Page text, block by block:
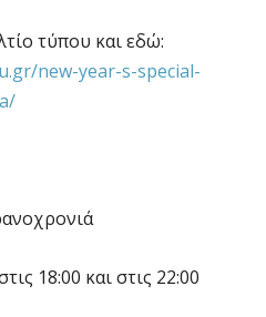
τύπου και εδώ:
new-year-s-special-
18:00 και στις 22:00